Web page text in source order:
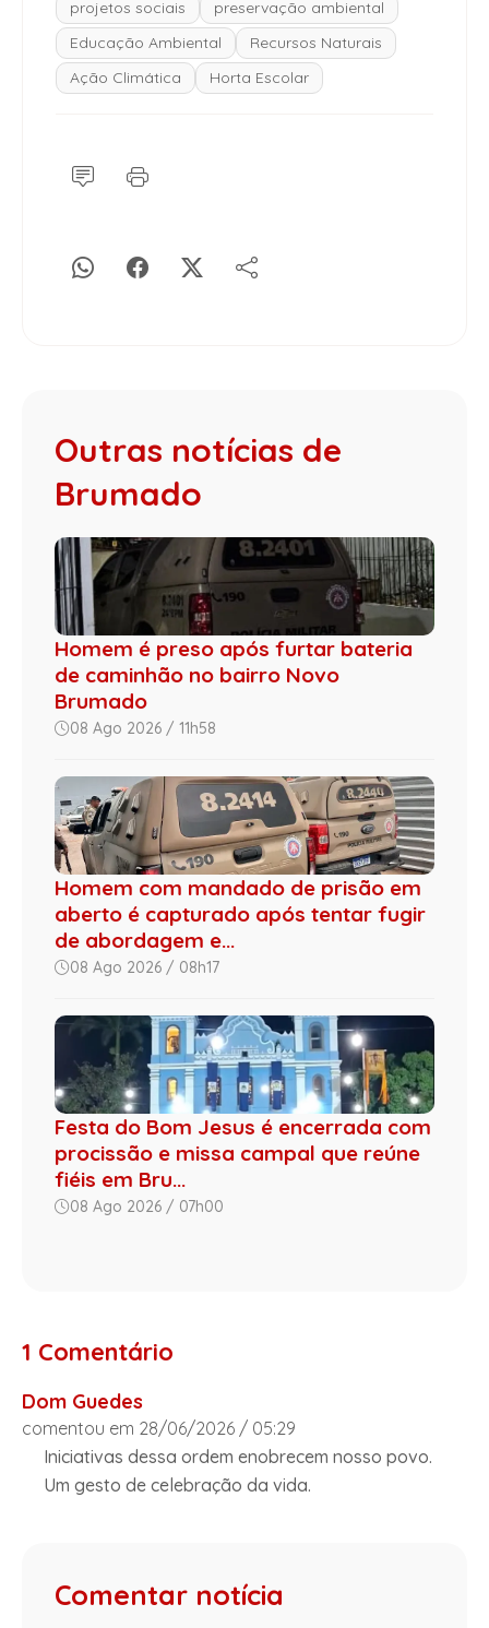
projetos sociais
preservação ambiental
Educação Ambiental
Recursos Naturais
Ação Climática
Horta Escolar
Outras notícias de
Brumado
Homem é preso após furtar bateria
de caminhão no bairro Novo
Brumado
08 Ago 2026 / 11h58
Homem com mandado de prisão em
aberto é capturado após tentar fugir
de abordagem e...
08 Ago 2026 / 08h17
Festa do Bom Jesus é encerrada com
procissão e missa campal que reúne
fiéis em Bru...
08 Ago 2026 / 07h00
1 Comentário
Dom Guedes
comentou em 28/06/2026 / 05:29
Iniciativas dessa ordem enobrecem nosso povo.
Um gesto de celebração da vida.
Comentar notícia